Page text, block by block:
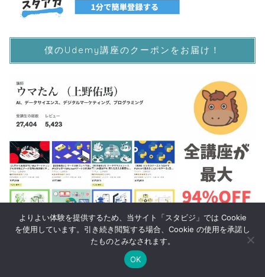
僕のUdemy講座のクーポンをお届け！
出版書籍
よりよい体験を提供するため、当サイト「スタビジ」では Cookie
を使用しています。引き続き閲覧する場合、Cookie の使用を承諾し
たものとみなされます。
OK